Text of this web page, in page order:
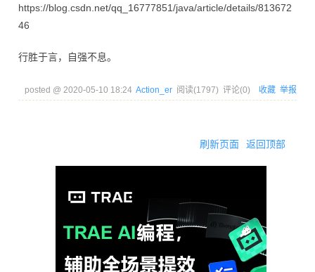
https://blog.csdn.net/qq_16777851/java/article/details/813672
46
行胜于言，自强不息。
posted @ 2020-05-10 18:24 Action_er 阅读(1797) 评论(0) 收藏 举报
刷新页面 返回顶部